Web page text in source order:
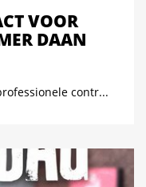
VOOR
DAAN
contr...